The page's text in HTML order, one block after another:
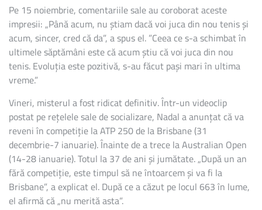
Pe 15 noiembrie, comentariile sale au coroborat aceste
impresii: „Până acum, nu știam dacă voi juca din nou tenis și
acum, sincer, cred că da”, a spus el. ”Ceea ce s-a schimbat în
ultimele săptămâni este că acum știu că voi juca din nou
tenis. Evoluția este pozitivă, s-au făcut pași mari în ultima
vreme.”
Vineri, misterul a fost ridicat definitiv. Într-un videoclip
postat pe rețelele sale de socializare, Nadal a anunțat că va
reveni în competiție la ATP 250 de la Brisbane (31
decembrie-7 ianuarie). Înainte de a trece la Australian Open
(14-28 ianuarie). Totul la 37 de ani și jumătate. „După un an
fără competiție, este timpul să ne întoarcem și va fi la
Brisbane”, a explicat el. După ce a căzut pe locul 663 în lume,
el afirmă că „nu merită asta”.